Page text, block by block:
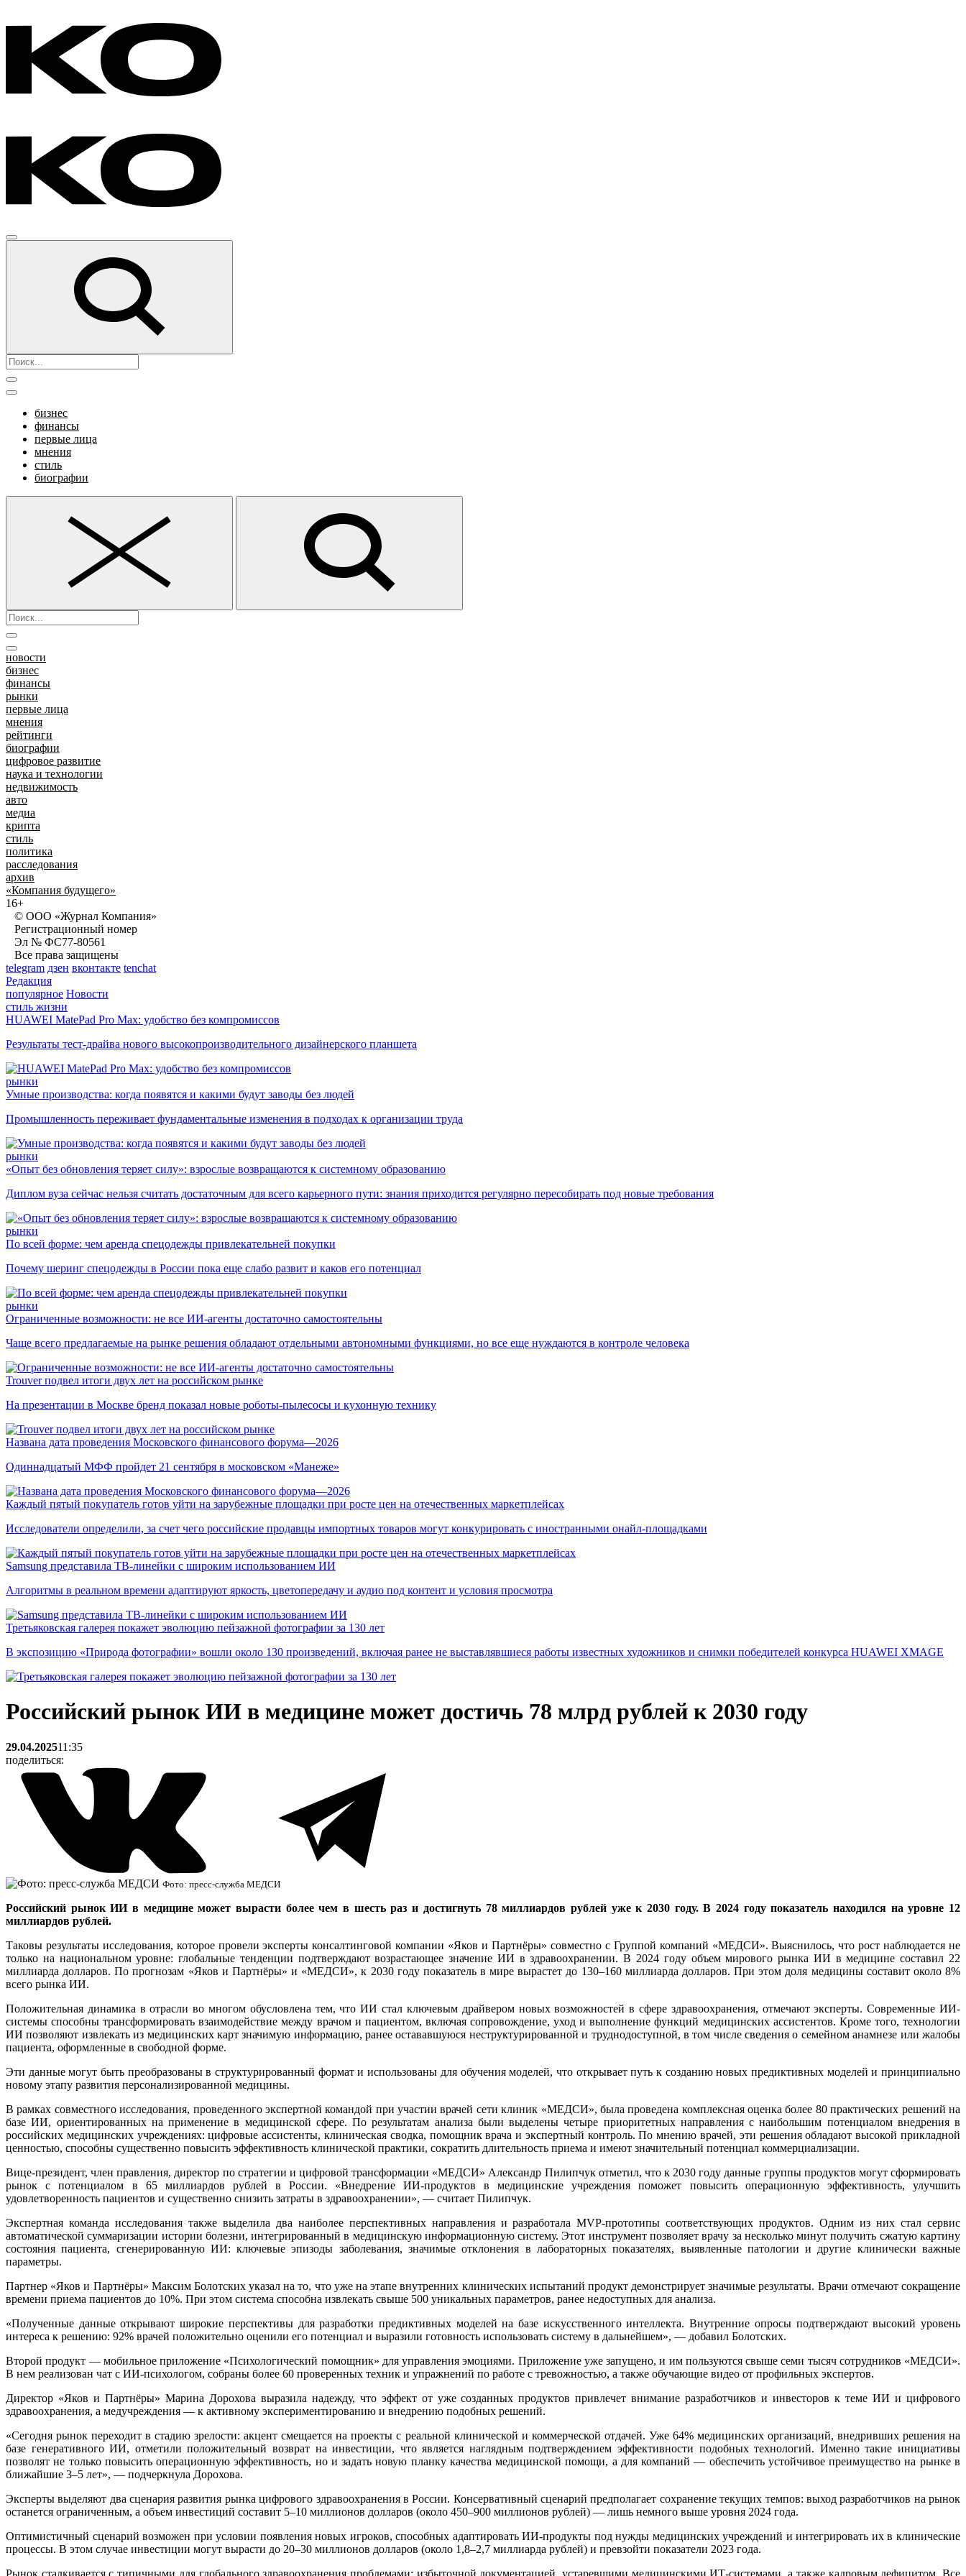
бизнес
финансы
первые лица
мнения
стиль
биографии
новости
бизнес
финансы
рынки
первые лица
мнения
рейтинги
биографии
цифровое развитие
наука и технологии
недвижимость
авто
медиа
крипта
стиль
политика
расследования
архив
«Компания будущего»
16+
© ООО «Журнал Компания»
Регистрационный номер
Эл № ФС77-80561
Все права защищены
telegram дзен вконтакте tenchat
Редакция
популярное Новости
стиль жизни
HUAWEI MatePad Pro Max: удобство без компромиссов
Результаты тест-драйва нового высокопроизводительного дизайнерского планшета
рынки
Умные производства: когда появятся и какими будут заводы без людей
Промышленность переживает фундаментальные изменения в подходах к организации труда
рынки
«Опыт без обновления теряет силу»: взрослые возвращаются к системному образованию
Диплом вуза сейчас нельзя считать достаточным для всего карьерного пути: знания приходится регулярно пересобирать под новые требования
рынки
По всей форме: чем аренда спецодежды привлекательней покупки
Почему шеринг спецодежды в России пока еще слабо развит и каков его потенциал
рынки
Ограниченные возможности: не все ИИ-агенты достаточно самостоятельны
Чаще всего предлагаемые на рынке решения обладают отдельными автономными функциями, но все еще нуждаются в контроле человека
Trouver подвел итоги двух лет на российском рынке
На презентации в Москве бренд показал новые роботы-пылесосы и кухонную технику
Названа дата проведения Московского финансового форума—2026
Одиннадцатый МФФ пройдет 21 сентября в московском «Манеже»
Каждый пятый покупатель готов уйти на зарубежные площадки при росте цен на отечественных маркетплейсах
Исследователи определили, за счет чего российские продавцы импортных товаров могут конкурировать с иностранными онайл-площадками
Samsung представила ТВ-линейки с широким использованием ИИ
Алгоритмы в реальном времени адаптируют яркость, цветопередачу и аудио под контент и условия просмотра
Третьяковская галерея покажет эволюцию пейзажной фотографии за 130 лет
В экспозицию «Природа фотографии» вошли около 130 произведений, включая ранее не выставлявшиеся работы известных художников и снимки победителей конкурса HUAWEI XMAGE
Российский рынок ИИ в медицине может достичь 78 млрд рублей к 2030 году
29.04.202511:35
поделиться:
Фото: пресс-служба МЕДСИ
Российский рынок ИИ в медицине может вырасти более чем в шесть раз и достигнуть 78 миллиардов рублей уже к 2030 году. В 2024 году показатель находился на уровне 12
миллиардов рублей.
Таковы результаты исследования, которое провели эксперты консалтинговой компании «Яков и Партнёры» совместно с Группой компаний «МЕДСИ». Выяснилось, что рост наблюдается не
только на национальном уровне: глобальные тенденции подтверждают возрастающее значение ИИ в здравоохранении. В 2024 году объем мирового рынка ИИ в медицине составил 22
миллиарда долларов. По прогнозам «Яков и Партнёры» и «МЕДСИ», к 2030 году показатель в мире вырастет до 130–160 миллиарда долларов. При этом доля медицины составит около 8%
всего рынка ИИ.
Положительная динамика в отрасли во многом обусловлена тем, что ИИ стал ключевым драйвером новых возможностей в сфере здравоохранения, отмечают эксперты. Современные ИИ-
системы способны трансформировать взаимодействие между врачом и пациентом, включая сопровождение, уход и выполнение функций медицинских ассистентов. Кроме того, технологии
ИИ позволяют извлекать из медицинских карт значимую информацию, ранее остававшуюся неструктурированной и труднодоступной, в том числе сведения о семейном анамнезе или жалобы
пациента, оформленные в свободной форме.
Эти данные могут быть преобразованы в структурированный формат и использованы для обучения моделей, что открывает путь к созданию новых предиктивных моделей и принципиально
новому этапу развития персонализированной медицины.
В рамках совместного исследования, проведенного экспертной командой при участии врачей сети клиник «МЕДСИ», была проведена комплексная оценка более 80 практических решений на
базе ИИ, ориентированных на применение в медицинской сфере. По результатам анализа были выделены четыре приоритетных направления с наибольшим потенциалом внедрения в
российских медицинских учреждениях: цифровые ассистенты, клиническая сводка, помощник врача и экспертный контроль. По мнению врачей, эти решения обладают высокой прикладной
ценностью, способны существенно повысить эффективность клинической практики, сократить длительность приема и имеют значительный потенциал коммерциализации.
Вице-президент, член правления, директор по стратегии и цифровой трансформации «МЕДСИ» Александр Пилипчук отметил, что к 2030 году данные группы продуктов могут сформировать
рынок с потенциалом в 65 миллиардов рублей в России. «Внедрение ИИ-продуктов в медицинские учреждения поможет повысить операционную эффективность, улучшить
удовлетворенность пациентов и существенно снизить затраты в здравоохранении», — считает Пилипчук.
Экспертная команда исследования также выделила два наиболее перспективных направления и разработала MVP-прототипы соответствующих продуктов. Одним из них стал сервис
автоматической суммаризации истории болезни, интегрированный в медицинскую информационную систему. Этот инструмент позволяет врачу за несколько минут получить сжатую картину
состояния пациента, сгенерированную ИИ: ключевые эпизоды заболевания, значимые отклонения в лабораторных показателях, выявленные патологии и другие клинически важные
параметры.
Партнер «Яков и Партнёры» Максим Болотских указал на то, что уже на этапе внутренних клинических испытаний продукт демонстрирует значимые результаты. Врачи отмечают сокращение
времени приема пациентов до 10%. При этом система способна извлекать свыше 500 уникальных параметров, ранее недоступных для анализа.
«Полученные данные открывают широкие перспективы для разработки предиктивных моделей на базе искусственного интеллекта. Внутренние опросы подтверждают высокий уровень
интереса к решению: 92% врачей положительно оценили его потенциал и выразили готовность использовать систему в дальнейшем», — добавил Болотских.
Второй продукт — мобильное приложение «Психологический помощник» для управления эмоциями. Приложение уже запущено, и им пользуются свыше семи тысяч сотрудников «МЕДСИ».
В нем реализован чат с ИИ-психологом, собраны более 60 проверенных техник и упражнений по работе с тревожностью, а также обучающие видео от профильных экспертов.
Директор «Яков и Партнёры» Марина Дорохова выразила надежду, что эффект от уже созданных продуктов привлечет внимание разработчиков и инвесторов к теме ИИ и цифрового
здравоохранения, а медучреждения — к активному экспериментированию и внедрению подобных решений.
«Сегодня рынок переходит в стадию зрелости: акцент смещается на проекты с реальной клинической и коммерческой отдачей. Уже 64% медицинских организаций, внедривших решения на
базе генеративного ИИ, отметили положительный возврат на инвестиции, что является наглядным подтверждением эффективности подобных технологий. Именно такие инициативы
позволят не только повысить операционную эффективность, но и задать новую планку качества медицинской помощи, а для компаний — обеспечить устойчивое преимущество на рынке в
ближайшие 3–5 лет», — подчеркнула Дорохова.
Эксперты выделяют два сценария развития рынка цифрового здравоохранения в России. Консервативный сценарий предполагает сохранение текущих темпов: выход разработчиков на рынок
останется ограниченным, а объем инвестиций составит 5–10 миллионов долларов (около 450–900 миллионов рублей) — лишь немного выше уровня 2024 года.
Оптимистичный сценарий возможен при условии появления новых игроков, способных адаптировать ИИ-продукты под нужды медицинских учреждений и интегрировать их в клинические
процессы. В этом случае инвестиции могут вырасти до 20–30 миллионов долларов (около 1,8–2,7 миллиарда рублей) и превзойти показатели 2023 года.
Рынок сталкивается с типичными для глобального здравоохранения проблемами: избыточной документацией, устаревшими медицинскими ИТ-системами, а также кадровым дефицитом. Все